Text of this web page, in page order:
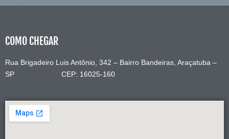
COMO CHEGAR
Rua Brigadeiro Luis Antônio, 342 – Bairro Bandeiras, Araçatuba –
SP CEP: 16025-160